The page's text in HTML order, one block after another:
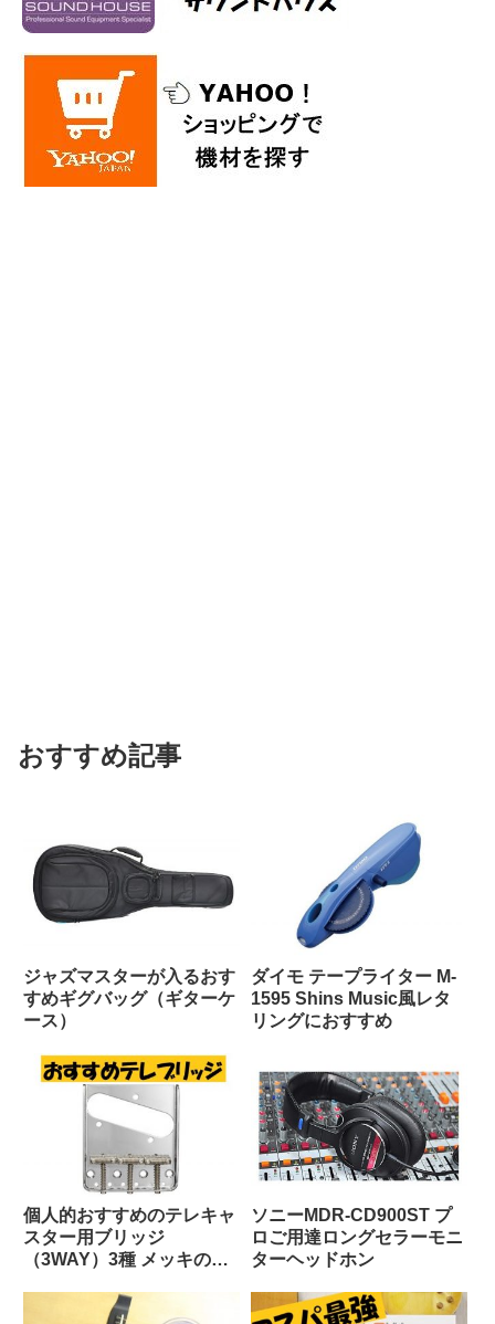
おすすめ記事
ジャズマスターが入るおす
すめギグバッグ（ギターケ
ース）
ダイモ テープライター M-
1595 Shins Music風レタ
リングにおすすめ
個人的おすすめのテレキャ
スター用ブリッジ
（3WAY）3種 メッキの質
ソニーMDR-CD900ST プ
ロご用達ロングセラーモニ
ターヘッドホン